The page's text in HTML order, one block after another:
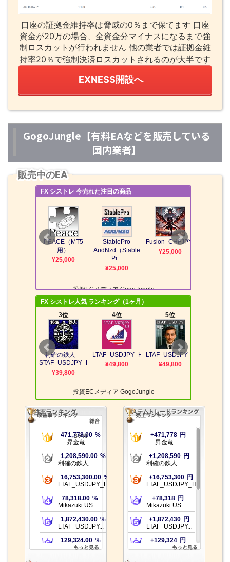
口座の証拠金維持率は脅威の0％まで保てます 口座
資金が20万の場合、全資金分マイナスになるまで強
制ロスカットが行われません 他の業者では証拠金維
持率20％で強制決済ロスカットされるのが大半です
EXNESS開設へ
GogoJungle【有料EAなどを販売している
国内業者】
販売中のEA